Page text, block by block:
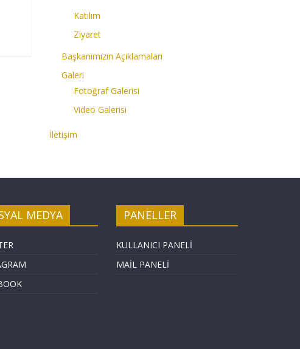
Katılım
Ziyaret
Başkanımızın Açıklamaları
Galeri
Fotoğraf Galerisi
Video Galerisi
İletişim
MEDYA PANELLER
KULLANICI PANELİ
MAİL PANELİ